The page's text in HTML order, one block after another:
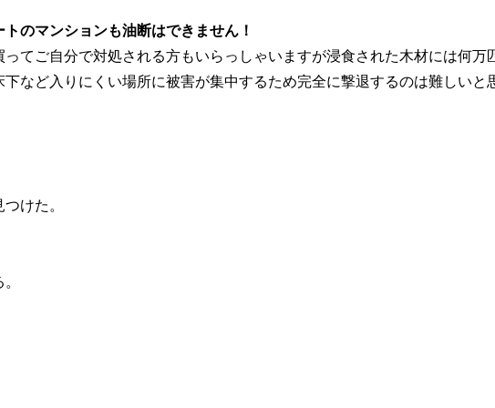
のマンションも油断はできません！
てご自分で対処される方もいらっしゃいますが浸食された木材には何万
など入りにくい場所に被害が集中するため完全に撃退するのは難しいと
けた。